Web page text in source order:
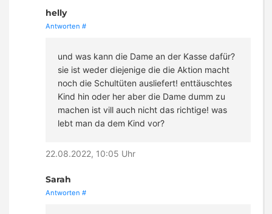
helly
Antworten #
und was kann die Dame an der Kasse dafür?
sie ist weder diejenige die die Aktion macht
noch die Schultüten ausliefert! enttäuschtes
Kind hin oder her aber die Dame dumm zu
machen ist vill auch nicht das richtige! was
lebt man da dem Kind vor?
22.08.2022, 10:05 Uhr
Sarah
Antworten #